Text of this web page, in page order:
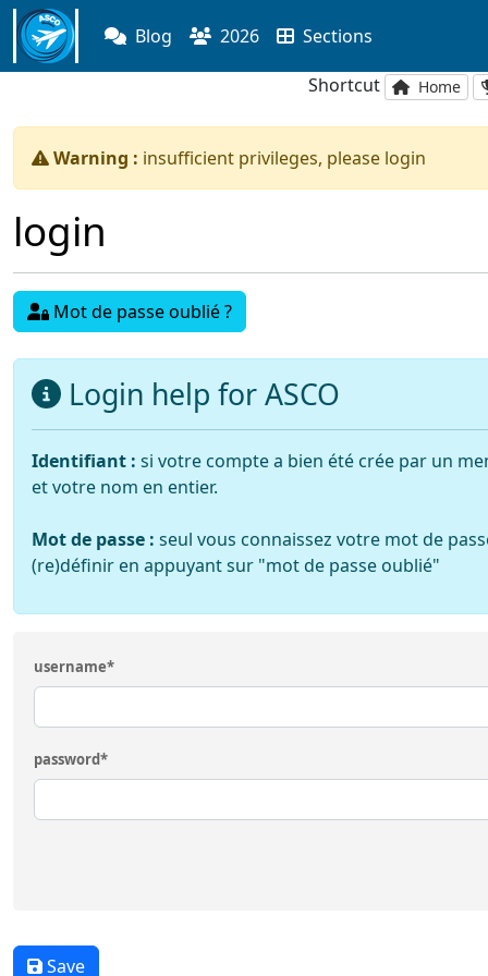
Blog 2026 Sections
Shortcut Home
warning:
Warning : insufficient privileges, please login
login
Mot de passe oublié ?
Login help for ASCO
Identifiant : si votre compte a bien été crée par un
et votre nom en entier.
Mot de passe : seul vous connaissez votre mot de
(re)définir en appuyant sur "mot de passe oublié"
username*
password*
Save